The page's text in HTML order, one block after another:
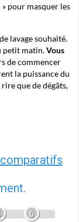
pour masquer les
lavage souhaité.
petit matin.Vous
de commencer
la puissance du
que de dégâts,
6